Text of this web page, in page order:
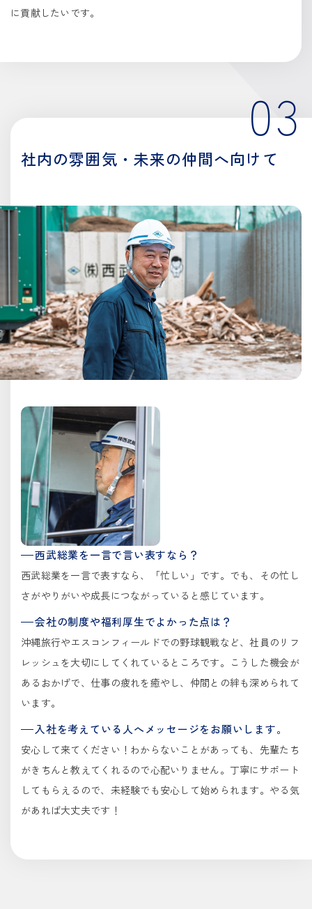
に貢献したいです。
03
社内の雰囲気・ 未来の仲間へ向けて
西武総業を一言で言い表すなら？
西武総業を一言で表すなら、「忙しい」です。でも、その忙し
さがやりがいや成長につながっていると感じています。
会社の制度や福利厚生でよかった点は？
沖縄旅行やエスコンフィールドでの野球観戦など、社員のリフ
レッシュを大切にしてくれているところです。こうした機会が
あるおかげで、仕事の疲れを癒やし、仲間との絆も深められて
います。
入社を考えている人へメッセージをお願いします。
安心して来てください！わからないことがあっても、先輩たち
がきちんと教えてくれるので心配いりません。丁寧にサポート
してもらえるので、未経験でも安心して始められます。やる気
があれば大丈夫です！